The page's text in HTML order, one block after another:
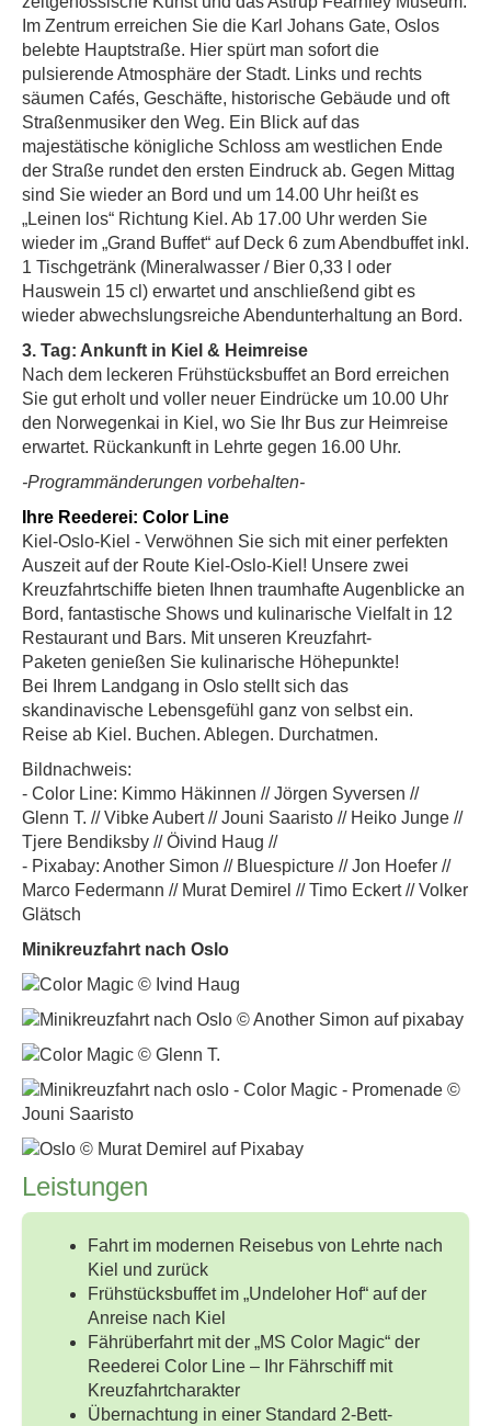
Im Zentrum erreichen Sie die Karl Johans Gate, Oslos
belebte Hauptstraße. Hier spürt man sofort die
pulsierende Atmosphäre der Stadt. Links und rechts
säumen Cafés, Geschäfte, historische Gebäude und oft
Straßenmusiker den Weg. Ein Blick auf das
majestätische königliche Schloss am westlichen Ende
der Straße rundet den ersten Eindruck ab. Gegen Mittag
sind Sie wieder an Bord und um 14.00 Uhr heißt es
„Leinen los“ Richtung Kiel. Ab 17.00 Uhr werden Sie
wieder im „Grand Buffet“ auf Deck 6 zum Abendbuffet inkl.
1 Tischgetränk (Mineralwasser / Bier 0,33 l oder
Hauswein 15 cl) erwartet und anschließend gibt es
wieder abwechslungsreiche Abendunterhaltung an Bord.
3. Tag: Ankunft in Kiel & Heimreise
Nach dem leckeren Frühstücksbuffet an Bord erreichen
Sie gut erholt und voller neuer Eindrücke um 10.00 Uhr
den Norwegenkai in Kiel, wo Sie Ihr Bus zur Heimreise
erwartet. Rückankunft in Lehrte gegen 16.00 Uhr.
-Programmänderungen vorbehalten-
Ihre Reederei: Color Line
Kiel-Oslo-Kiel - Verwöhnen Sie sich mit einer perfekten
Auszeit auf der Route Kiel-Oslo-Kiel! Unsere zwei
Kreuzfahrtschiffe bieten Ihnen traumhafte Augenblicke an
Bord, fantastische Shows und kulinarische Vielfalt in 12
Restaurant und Bars. Mit unseren Kreuzfahrt-
Paketen genießen Sie kulinarische Höhepunkte!
Bei Ihrem Landgang in Oslo stellt sich das
skandinavische Lebensgefühl ganz von selbst ein.
Reise ab Kiel. Buchen. Ablegen. Durchatmen.
Bildnachweis:
- Color Line: Kimmo Häkinnen // Jörgen Syversen //
Glenn T. // Vibke Aubert // Jouni Saaristo // Heiko Junge //
Tjere Bendiksby // Öivind Haug //
- Pixabay: Another Simon // Bluespicture // Jon Hoefer //
Marco Federmann // Murat Demirel // Timo Eckert // Volker
Glätsch
Minikreuzfahrt nach Oslo
Leistungen
Fahrt im modernen Reisebus von Lehrte nach
Kiel und zurück
Frühstücksbuffet im „Undeloher Hof“ auf der
Anreise nach Kiel
Fährüberfahrt mit der „MS Color Magic“ der
Reederei Color Line – Ihr Fährschiff mit
Kreuzfahrtcharakter
Übernachtung in einer Standard 2-Bett-